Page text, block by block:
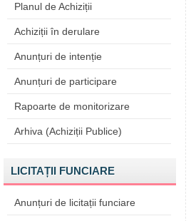
Planul de Achiziții
Achiziții în derulare
Anunțuri de intenție
Anunțuri de participare
Rapoarte de monitorizare
Arhiva (Achiziții Publice)
LICITAȚII FUNCIARE
Anunțuri de licitații funciare